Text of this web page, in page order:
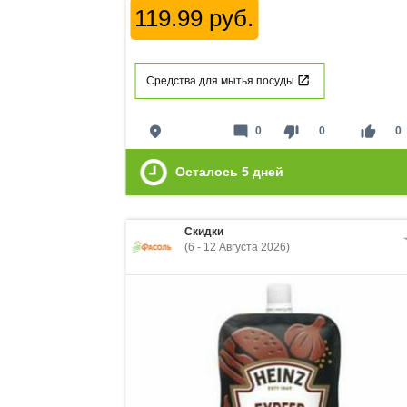
119.99 руб.
Средства для мытья посуды
place thumb_down 0 thumb_up 0
mode_comment 0
Осталось 5 дней
Скидки
(6 - 12 Августа 2026)